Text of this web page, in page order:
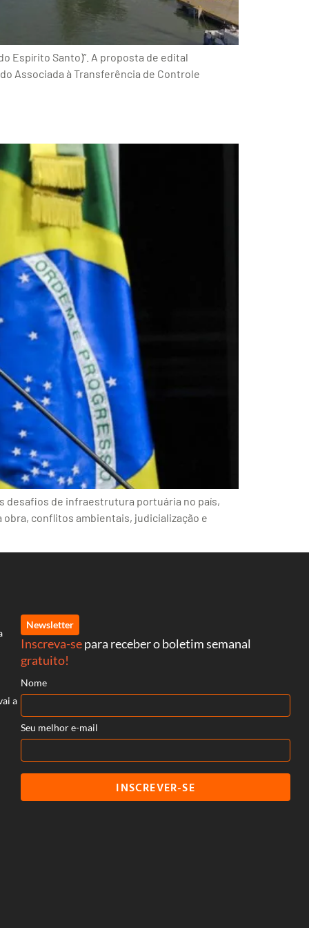
Espírito Santo)”. A proposta de edital
Associada à Transferência de Controle
desafios de infraestrutura portuária no país,
conflitos ambientais, judicialização e
a
Newsletter
Inscreva-separa receber o boletim semanal
gratuito!
Nome
Seu melhor e-mail
INSCREVER-SE